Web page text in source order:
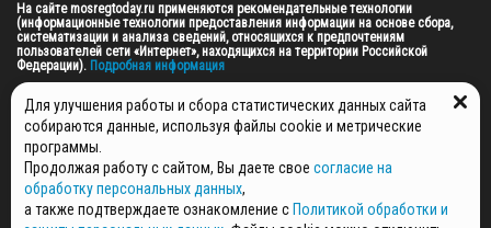
На сайте mosregtoday.ru применяются рекомендательные технологии
(информационные технологии предоставления информации на основе сбора,
систематизации и анализа сведений, относящихся к предпочтениям
пользователей сети «Интернет», находящихся на территории Российской
Федерации). Подробная информация
© 2026 ПРАВА НА ВСЕ МАТЕРИАЛЫ САЙТА ПРИНАДЛЕЖАТ ГАУ МО "ЦИФРОВЫЕ
МЕДИА" (ОГРН: 1255000059467).
ПОЛИТИКА ОБРАБОТКИ И ЗАЩИТЫ ПЕРСОНАЛЬНЫХ ДАННЫХ
НОВОСТИ
Для улучшения работы и сбора статистических данных сайта
собираются данные, используя файлы cookie и метрические
программы.
Продолжая работу с сайтом, Вы даете свое согласие на
обработку персональных данных,
а также подтверждаете ознакомление с Политикой обработки и